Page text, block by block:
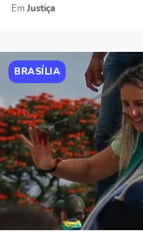
Justiça
BRASÍLIA